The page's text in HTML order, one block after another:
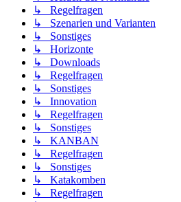
↳ Regelfragen
↳ Szenarien und Varianten
↳ Sonstiges
↳ Horizonte
↳ Downloads
↳ Regelfragen
↳ Sonstiges
↳ Innovation
↳ Regelfragen
↳ Sonstiges
↳ KANBAN
↳ Regelfragen
↳ Sonstiges
↳ Katakomben
↳ Regelfragen